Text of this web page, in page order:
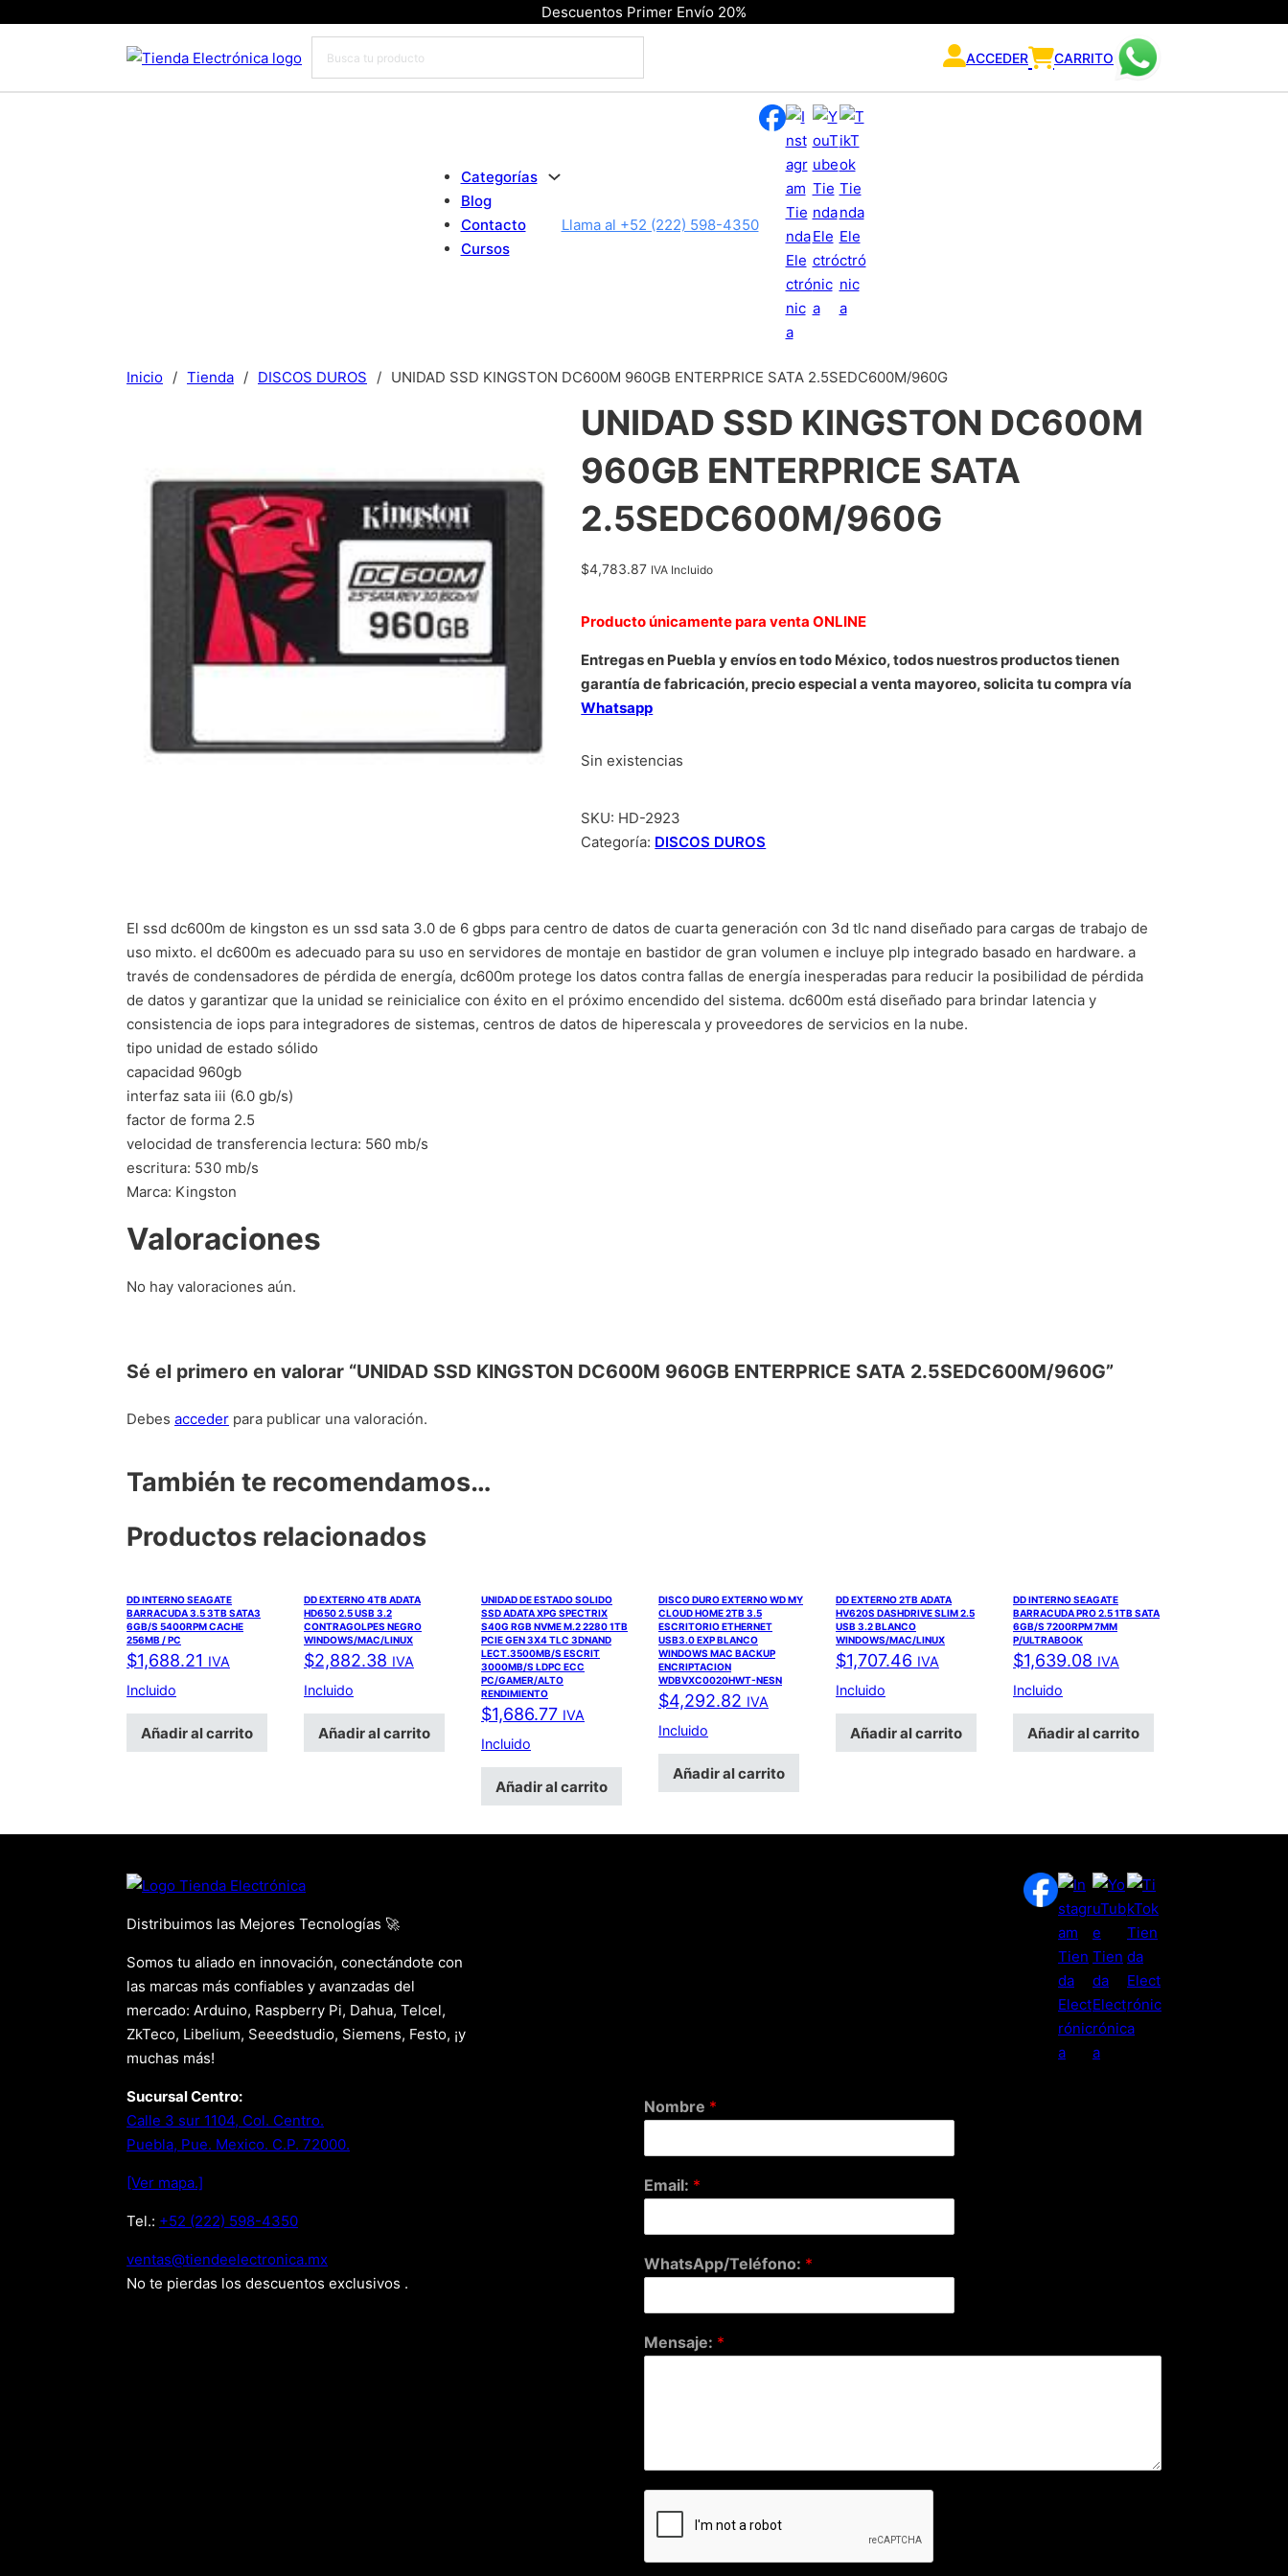
Descuentos Primer Envío 20%
ACCEDER CARRITO
Categorías
Blog
Contacto
Cursos
Llama al +52 (222) 598-4350
Inicio / Tienda / DISCOS DUROS / UNIDAD SSD KINGSTON DC600M 960GB ENTERPRICE SATA 2.5SEDC600M/960G
UNIDAD SSD KINGSTON DC600M
960GB ENTERPRICE SATA
2.5SEDC600M/960G
$4,783.87 IVA Incluido
Producto únicamente para venta ONLINE
Entregas en Puebla y envíos en todo México, todos nuestros productos tienen
garantía de fabricación, precio especial a venta mayoreo, solicita tu compra vía
Whatsapp
Sin existencias
SKU: HD-2923
Categoría: DISCOS DUROS
El ssd dc600m de kingston es un ssd sata 3.0 de 6 gbps para centro de datos de cuarta generación con 3d tlc nand diseñado para cargas de trabajo de
uso mixto. el dc600m es adecuado para su uso en servidores de montaje en bastidor de gran volumen e incluye plp integrado basado en hardware. a
través de condensadores de pérdida de energía, dc600m protege los datos contra fallas de energía inesperadas para reducir la posibilidad de pérdida
de datos y garantizar que la unidad se reinicialice con éxito en el próximo encendido del sistema. dc600m está diseñado para brindar latencia y
consistencia de iops para integradores de sistemas, centros de datos de hiperescala y proveedores de servicios en la nube.
tipo unidad de estado sólido
capacidad 960gb
interfaz sata iii (6.0 gb/s)
factor de forma 2.5
velocidad de transferencia lectura: 560 mb/s
escritura: 530 mb/s
Marca: Kingston
Valoraciones
No hay valoraciones aún.
Sé el primero en valorar “UNIDAD SSD KINGSTON DC600M 960GB ENTERPRICE SATA 2.5SEDC600M/960G”
Debes acceder para publicar una valoración.
También te recomendamos…
Productos relacionados
DD INTERNO SEAGATE
BARRACUDA 3.5 3TB SATA3
6GB/S 5400RPM CACHE
256MB / PC
$1,688.21 IVA
Incluido
Añadir al carrito
DD EXTERNO 4TB ADATA
HD650 2.5 USB 3.2
CONTRAGOLPES NEGRO
WINDOWS/MAC/LINUX
$2,882.38 IVA
Incluido
Añadir al carrito
UNIDAD DE ESTADO SOLIDO
SSD ADATA XPG SPECTRIX
S40G RGB NVME M.2 2280 1TB
PCIE GEN 3X4 TLC 3DNAND
LECT.3500MB/S ESCRIT
3000MB/S LDPC ECC
PC/GAMER/ALTO
RENDIMIENTO
$1,686.77 IVA
Incluido
Añadir al carrito
DISCO DURO EXTERNO WD MY
CLOUD HOME 2TB 3.5
ESCRITORIO ETHERNET
USB3.0 EXP BLANCO
WINDOWS MAC BACKUP
ENCRIPTACION
WDBVXC0020HWT-NESN
$4,292.82 IVA
Incluido
Añadir al carrito
DD EXTERNO 2TB ADATA
HV620S DASHDRIVE SLIM 2.5
USB 3.2 BLANCO
WINDOWS/MAC/LINUX
$1,707.46 IVA
Incluido
Añadir al carrito
DD INTERNO SEAGATE
BARRACUDA PRO 2.5 1TB SATA
6GB/S 7200RPM 7MM
P/ULTRABOOK
$1,639.08 IVA
Incluido
Añadir al carrito
Distribuimos las Mejores Tecnologías 🚀
Somos tu aliado en innovación, conectándote con
las marcas más confiables y avanzadas del
mercado: Arduino, Raspberry Pi, Dahua, Telcel,
ZkTeco, Libelium, Seeedstudio, Siemens, Festo, ¡y
muchas más!
Sucursal Centro:
Calle 3 sur 1104, Col. Centro.
Puebla, Pue. Mexico. C.P. 72000.
[Ver mapa.]
Tel.: +52 (222) 598-4350
xm.acinortceleedneit@satnev
No te pierdas los descuentos exclusivos .
Nombre *
Email: *
WhatsApp/Teléfono: *
Mensaje: *